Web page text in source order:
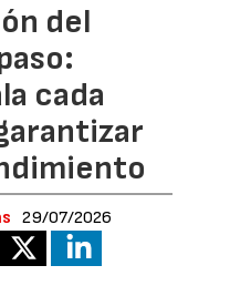
del
cada
29/07/2026